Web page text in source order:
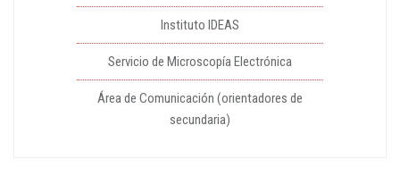
Instituto IDEAS
Servicio de Microscopía Electrónica
Área de Comunicación (orientadores de
secundaria)